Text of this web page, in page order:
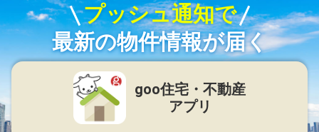
プッシュ通知で
最新の物件情報が届く
goo住宅・不動産
アプリ